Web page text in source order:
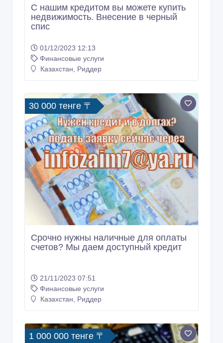
С нашим кредитом вы можете купить
недвижимость. Внесение в черный
спис
01/12/2023 12:13
Финансовые услуги
Казахстан, Риддер
30 000 тенге 〒
Срочно нужны наличные для оплаты
счетов? Мы даем доступный кредит
21/11/2023 07:51
Финансовые услуги
Казахстан, Риддер
1 000 000 тенге 〒